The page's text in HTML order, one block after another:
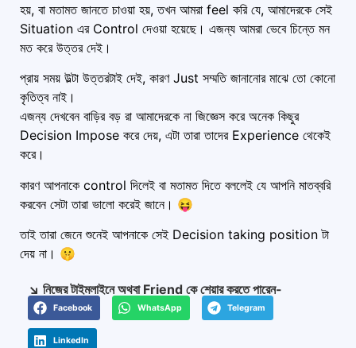
হয়, বা মতামত জানতে চাওয়া হয়, তখন আমরা feel করি যে, আমাদেরকে সেই
Situation এর Control দেওয়া হয়েছে। এজন্য আমরা ভেবে চিন্তে মন
মত করে উত্তর দেই।
প্রায় সময় উল্টা উত্তরটাই দেই, কারণ Just সম্মতি জানানোর মাঝে তো কোনো
কৃতিত্ব নাই।
এজন্য দেখবেন বাড়ির বড় রা আমাদেরকে না জিজ্ঞেস করে অনেক কিছুর
Decision Impose করে দেয়, এটা তারা তাদের Experience থেকেই
করে।
কারণ আপনাকে control দিলেই বা মতামত দিতে বললেই যে আপনি মাতব্বরি
করবেন সেটা তারা ভালো করেই জানে। 😝
তাই তারা জেনে শুনেই আপনাকে সেই Decision taking position টা
দেয় না। 🤫
↘️ নিজের টাইমলাইনে অথবা Friend কে শেয়ার করতে পারেন-
Facebook WhatsApp Telegram
LinkedIn